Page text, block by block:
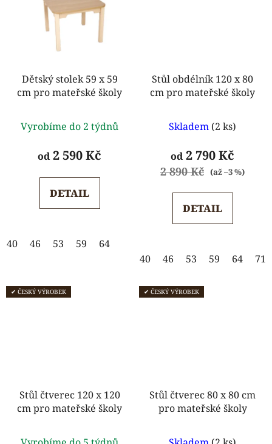
Dětský stolek 59 x 59
cm pro mateřské školy
hodnocení
produktu
5,0
z
Vyrobíme do 2 týdnů
od2 590 Kč
DETAIL
40 46 53 59 64
Stůl obdélník 120 x 80
cm pro mateřské školy
hodnocení
produktu
je
5
Skladem (2 ks)
od2 790 Kč
2 890 Kč (až –3 %)
DETAIL
40 46 53 59 64 71
✔ ČESKÝ VÝROBEK
Stůl čtverec 120 x 120
cm pro mateřské školy
✔ ČESKÝ VÝROBEK
Stůl čtverec 80 x 80 cm
pro mateřské školy